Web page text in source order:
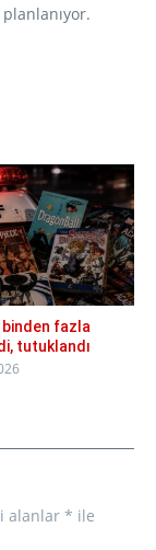
fazla
tutuklandı
alanlar * ile